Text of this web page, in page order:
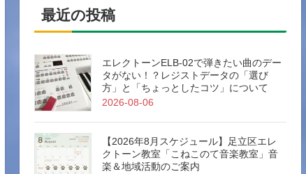
最近の投稿
エレクトーンELB-02で弾きたい曲のデー
タがない！？レジストデータの「選び
方」と「ちょっとしたコツ」について
2026-08-06
【2026年8月スケジュール】足立区エレ
クトーン教室「こねこのて音楽教室」音
楽＆地域活動のご案内